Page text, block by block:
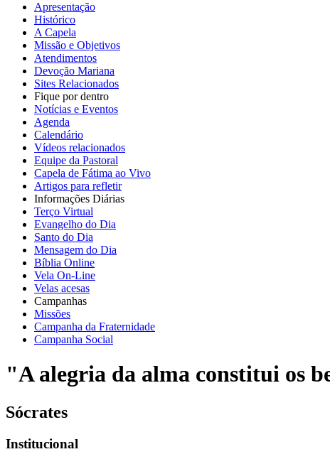
Apresentação
Histórico
A Capela
Missão e Objetivos
Atendimentos
Devoção Mariana
Sites Relacionados
Fique por dentro
Notícias e Eventos
Agenda
Calendário
Vídeos relacionados
Equipe da Pastoral
Capela de Fátima ao Vivo
Artigos para refletir
Informações Diárias
Terço Virtual
Evangelho do Dia
Santo do Dia
Mensagem do Dia
Bíblia Online
Vela On-Line
Velas acesas
Campanhas
Missões
Campanha da Fraternidade
Campanha Social
"A alegria da alma constitui os
Sócrates
Institucional